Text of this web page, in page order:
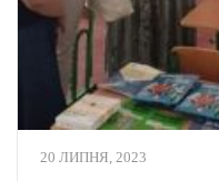
20 ЛИПНЯ, 2023